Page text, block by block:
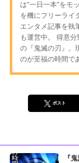
は"一日一本"をモ
を機にフリーライ
エンタメ記事を執
も運営中。 得意
の『鬼滅の刃』。
のが至福の時間で
ポスト
『